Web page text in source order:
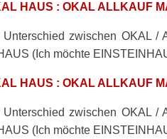
HAUS : OKAL ALLKAUF
zwischen OKAL /
(Ich möchte
HAUS : OKAL ALLKAUF
zwischen OKAL /
(Ich möchte